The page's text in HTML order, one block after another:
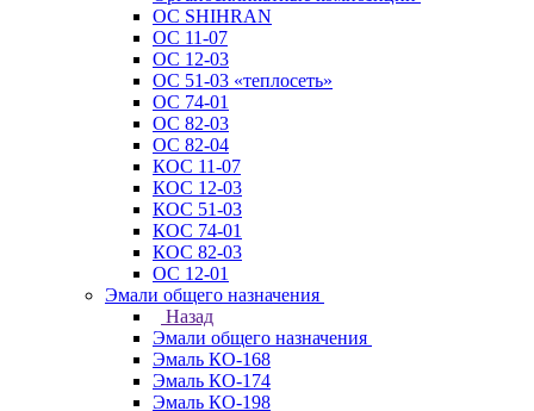
ОС SHIHRAN
ОС 11-07
ОС 12-03
ОС 51-03 «теплосеть»
ОС 74-01
ОС 82-03
ОС 82-04
КОС 11-07
КОС 12-03
КОС 51-03
КОС 74-01
КОС 82-03
ОС 12-01
Эмали общего назначения
Назад
Эмали общего назначения
Эмаль КО-168
Эмаль КО-174
Эмаль КО-198